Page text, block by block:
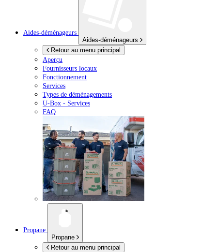
Aides-déménageurs
Aides-déménageurs
Retour au menu principal
Aperçu
Fournisseurs locaux
Fonctionnement
Services
Types de déménagements
U-Box - Services
FAQ
Propane
Propane
Retour au menu principal